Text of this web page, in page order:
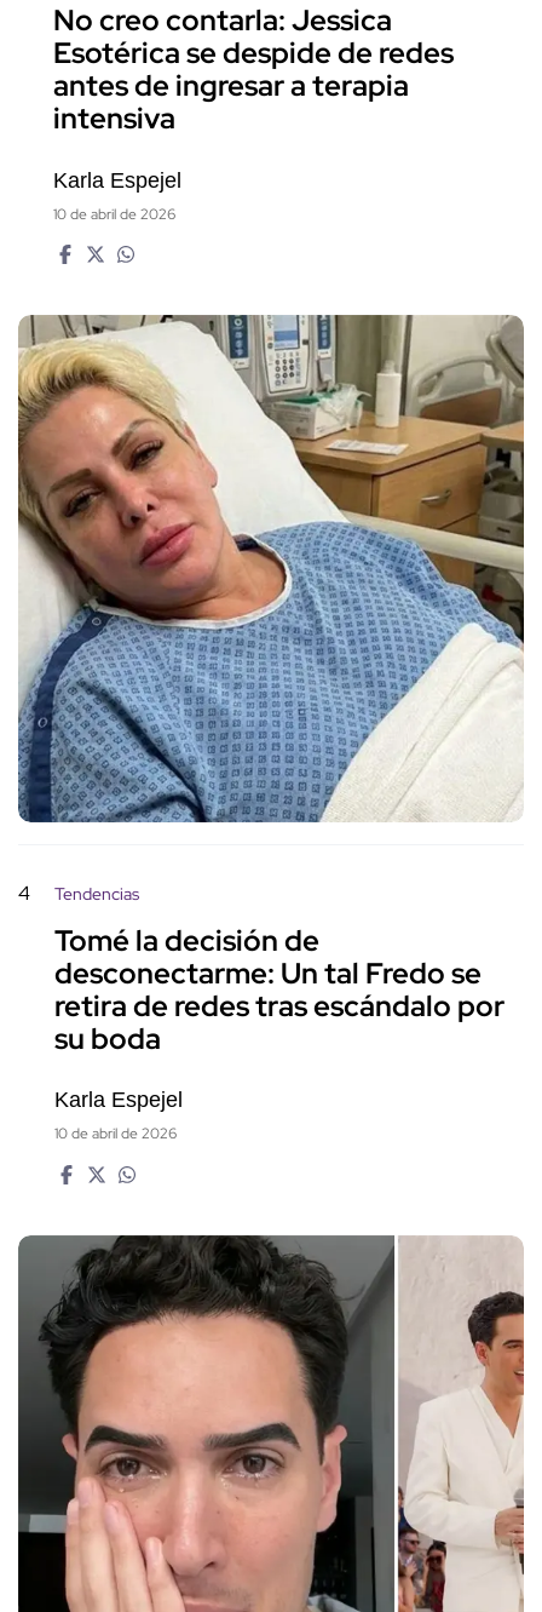
No creo contarla: Jessica
Esotérica se despide de redes
antes de ingresar a terapia
intensiva
Karla Espejel
10 de abril de 2026
4 Tendencias
Tomé la decisión de
desconectarme: Un tal Fredo se
retira de redes tras escándalo por
su boda
Karla Espejel
10 de abril de 2026